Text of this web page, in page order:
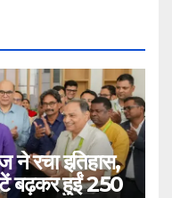
ने रचा इतिहास,
बढ़कर हुईं 250